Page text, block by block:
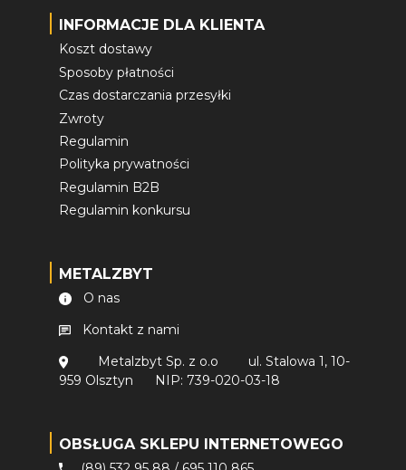
INFORMACJE DLA KLIENTA
Koszt dostawy
Sposoby płatności
Czas dostarczania przesyłki
Zwroty
Regulamin
Polityka prywatności
Regulamin B2B
Regulamin konkursu
METALZBYT
O nas
Kontakt z nami
Metalzbyt Sp. z o.o
ul. Stalowa 1, 10-
959 Olsztyn
NIP: 739-020-03-18
OBSŁUGA SKLEPU INTERNETOWEGO